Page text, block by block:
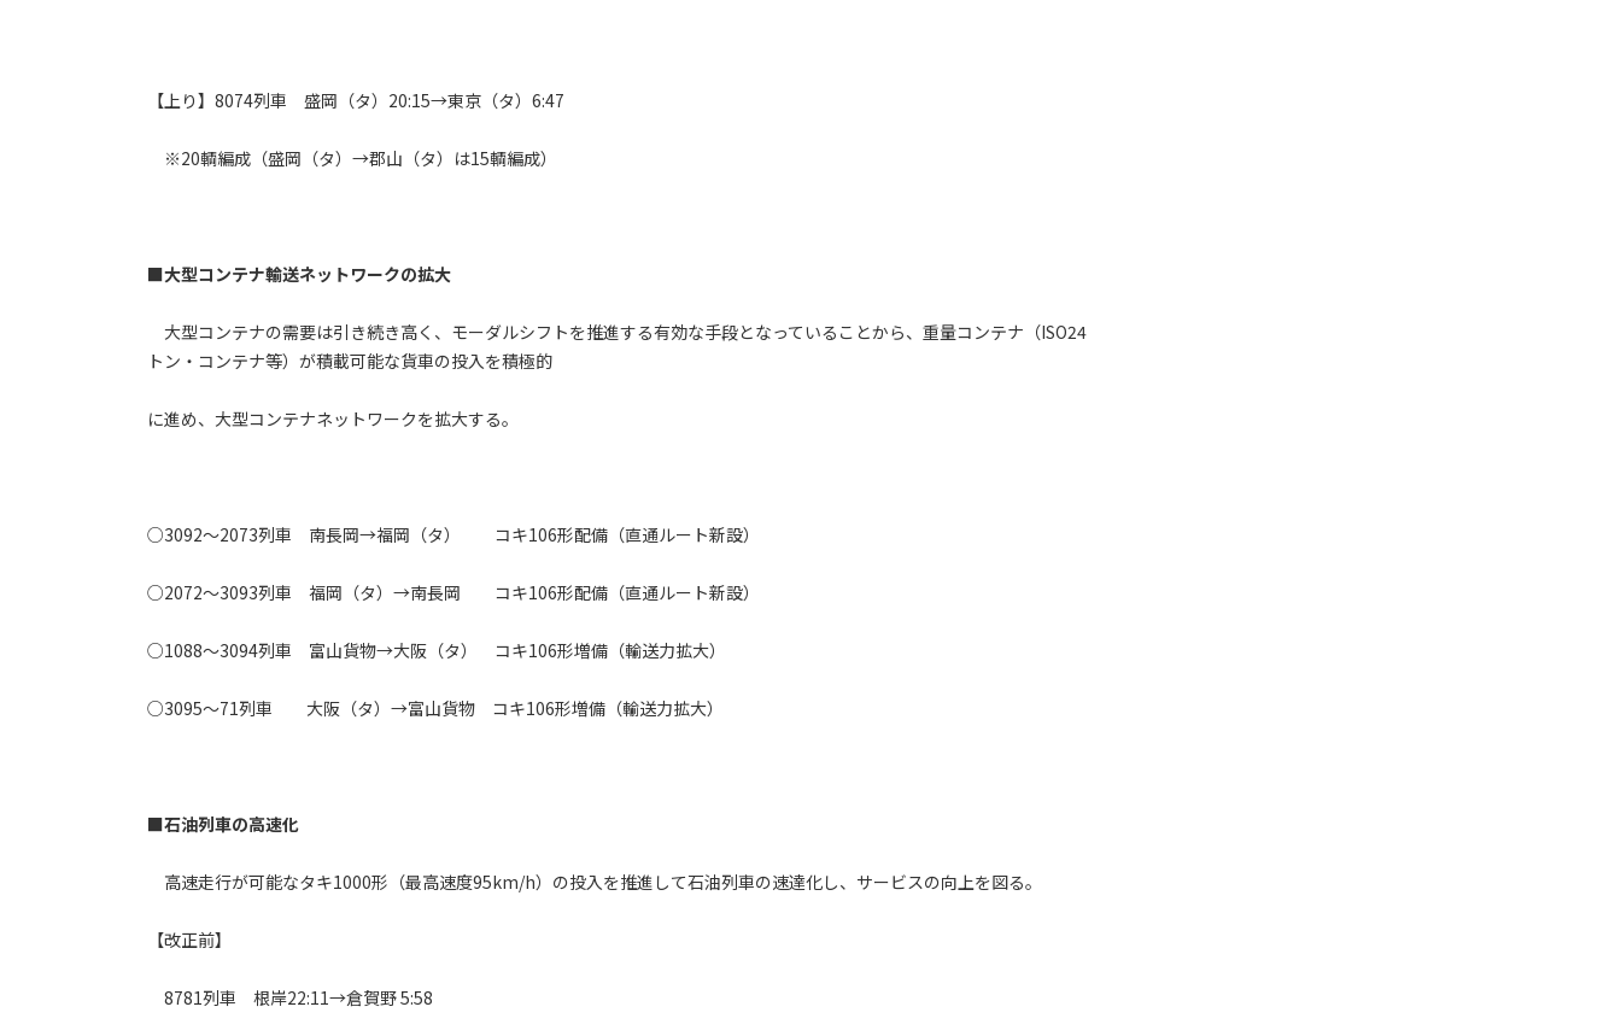
【上り】8074列車 盛岡（タ）20:15→東京（タ）6:47
※20輌編成（盛岡（タ）→郡山（タ）は15輌編成）
■大型コンテナ輸送ネットワークの拡大
大型コンテナの需要は引き続き高く、モーダルシフトを推進する有効な手段となっていることから、重量コンテナ（ISO24
トン・コンテナ等）が積載可能な貨車の投入を積極的
に進め、大型コンテナネットワークを拡大する。
○3092～2073列車 南長岡→福岡（タ） コキ106形配備（直通ルート新設）
○2072～3093列車 福岡（タ）→南長岡 コキ106形配備（直通ルート新設）
○1088～3094列車 富山貨物→大阪（タ） コキ106形増備（輸送力拡大）
○3095～71列車 大阪（タ）→富山貨物 コキ106形増備（輸送力拡大）
■石油列車の高速化
高速走行が可能なタキ1000形（最高速度95km/h）の投入を推進して石油列車の速達化し、サービスの向上を図る。
【改正前】
8781列車 根岸22:11→倉賀野 5:58